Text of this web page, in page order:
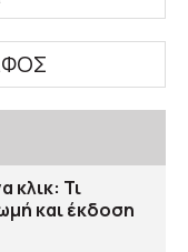
κλικ: Τι
και έκδοση